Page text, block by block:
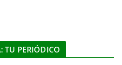
TU PERIÓDICO